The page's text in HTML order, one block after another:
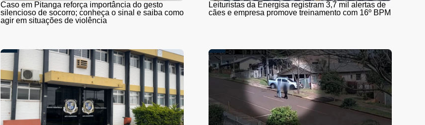
Caso em Pitanga reforça importância do gesto
silencioso de socorro; conheça o sinal e saiba como
agir em situações de violência
Leituristas da Energisa registram 3,7 mil alertas de
cães e empresa promove treinamento com 16º BPM